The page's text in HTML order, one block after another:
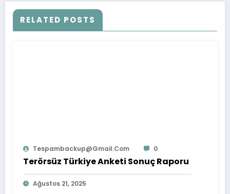
RELATED POSTS
Tespambackup@gmail.com 0
Terörsüz Türkiye Anketi Sonuç Raporu
Ağustos 21, 2025